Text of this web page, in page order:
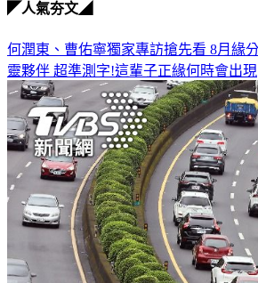
靈夥伴 超準測字!這輩子正緣何時會出現